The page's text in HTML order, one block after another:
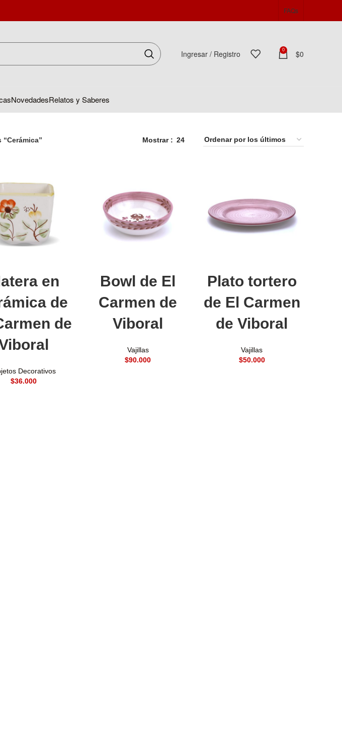
FAQs
Ingresar / Registro 0 $0
NovedadesRelatos y Saberes
Mostrar 24
en
de
de
Decorativos
$
Bowl de El
Carmen de
Viboral
Vajillas
$
Plato tortero
de El Carmen
de Viboral
Vajillas
$